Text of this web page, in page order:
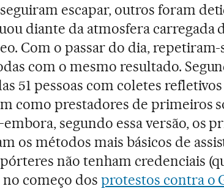
escapar, outros foram
diante da atmosfera carregada
Com o passar do dia, repetiram-
com o mesmo resultado.
51 pessoas com coletes
como prestadores de primeiros
segundo essa versão, os
os métodos mais básicos de
não tenham credenciais
no começo dos protestos contra o